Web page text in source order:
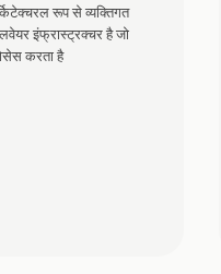
रूप से व्यक्तिगत
इंफ्रास्ट्रक्चर है जो
करता है